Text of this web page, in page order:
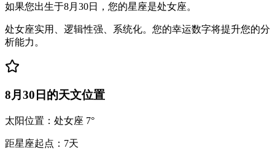
如果您出生于8月30日，您的星座是处女座。
处女座实用、逻辑性强、系统化。您的幸运数字将提升您的分
析能力。
8月30日的天文位置
太阳位置：处女座 7°
距星座起点：7天